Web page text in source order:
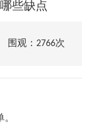
些缺点
围观：2766次